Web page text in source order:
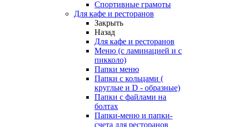
Спортивные грамоты
Для кафе и ресторанов
Закрыть
Назад
Для кафе и ресторанов
Меню (с ламинацией и с
пикколо)
Папки меню
Папки с кольцами (
круглые и D - образные)
Папки с файлами на
болтах
Папки-меню и папки-
счета для ресторанов